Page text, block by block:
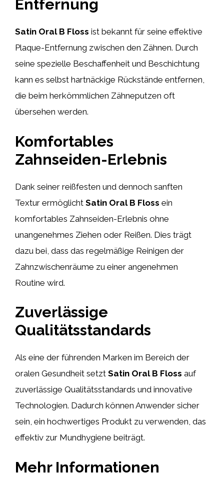
Entfernung
Satin Oral B Floss ist bekannt für seine effektive
Plaque-Entfernung zwischen den Zähnen. Durch
seine spezielle Beschaffenheit und Beschichtung
kann es selbst hartnäckige Rückstände entfernen,
die beim herkömmlichen Zähneputzen oft
übersehen werden.
Komfortables
Zahnseiden-Erlebnis
Dank seiner reißfesten und dennoch sanften
Textur ermöglicht Satin Oral B Floss ein
komfortables Zahnseiden-Erlebnis ohne
unangenehmes Ziehen oder Reißen. Dies trägt
dazu bei, dass das regelmäßige Reinigen der
Zahnzwischenräume zu einer angenehmen
Routine wird.
Zuverlässige
Qualitätsstandards
Als eine der führenden Marken im Bereich der
oralen Gesundheit setzt Satin Oral B Floss auf
zuverlässige Qualitätsstandards und innovative
Technologien. Dadurch können Anwender sicher
sein, ein hochwertiges Produkt zu verwenden, das
effektiv zur Mundhygiene beiträgt.
Mehr Informationen